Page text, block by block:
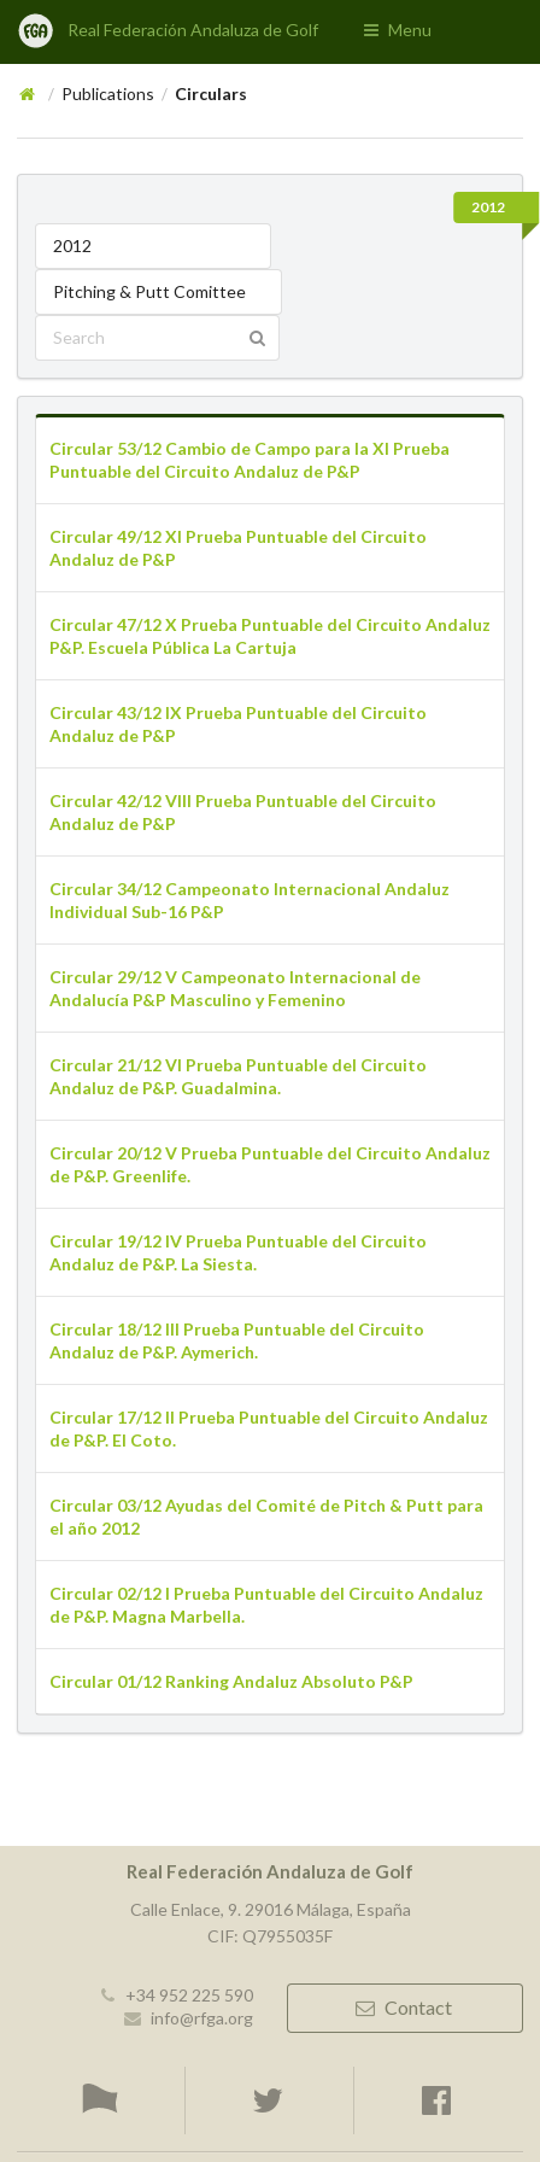
Real Federación Andaluza de Golf Menu
/ Publications / Circulars
2012
2012
Pitching & Putt Comittee
Circular 53/12 Cambio de Campo para la XI Prueba
Puntuable del Circuito Andaluz de P&P
Circular 49/12 XI Prueba Puntuable del Circuito
Andaluz de P&P
Circular 47/12 X Prueba Puntuable del Circuito Andaluz
P&P. Escuela Pública La Cartuja
Circular 43/12 IX Prueba Puntuable del Circuito
Andaluz de P&P
Circular 42/12 VIII Prueba Puntuable del Circuito
Andaluz de P&P
Circular 34/12 Campeonato Internacional Andaluz
Individual Sub-16 P&P
Circular 29/12 V Campeonato Internacional de
Andalucía P&P Masculino y Femenino
Circular 21/12 VI Prueba Puntuable del Circuito
Andaluz de P&P. Guadalmina.
Circular 20/12 V Prueba Puntuable del Circuito Andaluz
de P&P. Greenlife.
Circular 19/12 IV Prueba Puntuable del Circuito
Andaluz de P&P. La Siesta.
Circular 18/12 III Prueba Puntuable del Circuito
Andaluz de P&P. Aymerich.
Circular 17/12 II Prueba Puntuable del Circuito Andaluz
de P&P. El Coto.
Circular 03/12 Ayudas del Comité de Pitch & Putt para
el año 2012
Circular 02/12 I Prueba Puntuable del Circuito Andaluz
de P&P. Magna Marbella.
Circular 01/12 Ranking Andaluz Absoluto P&P
Real Federación Andaluza de Golf
Calle Enlace, 9. 29016 Málaga, España
CIF: Q7955035F
+34 952 225 590
info@rfga.org
Contact